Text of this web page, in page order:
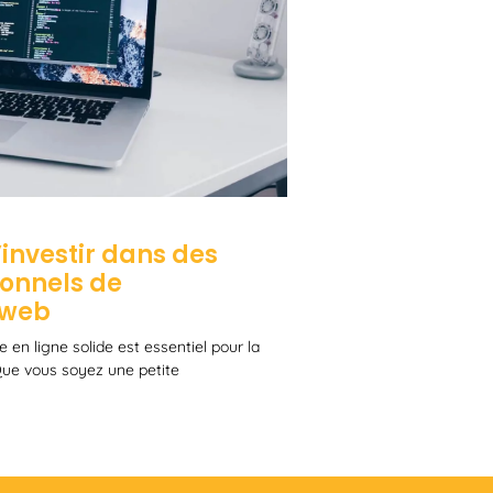
dans des
de
en ligne solide est essentiel pour la
vous soyez une petite